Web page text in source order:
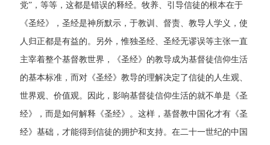
党”，等等，这都是错误的释经。牧养、引导信徒的根本在于
《圣经》，圣经是神所默示，于教训、督责、教导人学义，使
人归正都是有益的。另外，惟独圣经、圣经无谬误等主张一直
主宰着整个基督教世界，《圣经》的教导成为基督徒信仰生活
的基本标准，而对《圣经》教导的理解决定了信徒的人生观、
世界观、价值观。因此，影响基督徒信仰生活的就不单是《圣
经》，而是如何解释《圣经》。这样，基督教中国化才有《圣
经》基础，才能得到信徒的拥护和支持。在二十一世纪的中国